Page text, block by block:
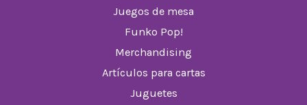
Juegos de mesa
Funko Pop!
Merchandising
Artículos para cartas
Juguetes